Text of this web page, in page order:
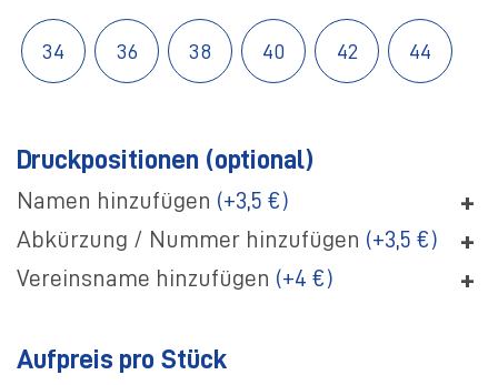
34 36 38 40 42 44
Druckpositionen (optional)
Namen hinzufügen (+3,5 €) +
Abkürzung / Nummer hinzufügen (+3,5 €) +
Vereinsname hinzufügen (+4 €) +
Aufpreis pro Stück